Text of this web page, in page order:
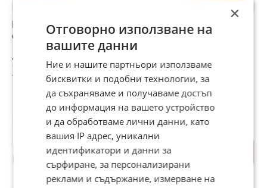
Продавам златни
обеци 585 проба
700 €
1 369,08 лв
Златни обеци
злато 14К проба
585
360 €
704,10 лв
Руски златни
обеци 14К проба
450 €
880,12 лв
Потребител
×
Отговорно използване на
вашите данни
Ние и нашите партньори използваме
бисквитки и подобни технологии, за
да съхраняваме и получаваме достъп
до информация на вашето устройство
и да обработваме лични данни, като
вашия IP адрес, уникални
идентификатори и данни за
сърфиране, за персонализирани
реклами и съдържание, измерване на